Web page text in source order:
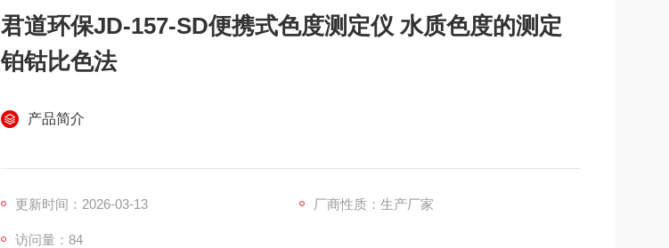
君道环保JD-157-SD便携式色度测定仪 水质色度的测定
铂钴比色法
产品简介
更新时间：2026-03-13 厂商性质：生产厂家
访问量：84